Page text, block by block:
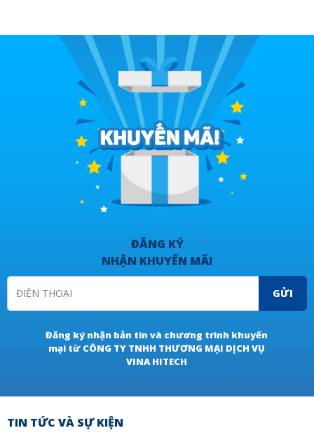
ĐĂNG KÝ
NHẬN KHUYẾN MÃI
GỬI
Đăng ký nhận bản tin và chương trình khuyến
mại từ CÔNG TY TNHH THƯƠNG MẠI DỊCH VỤ
VINA HITECH
TIN TỨC VÀ SỰ KIỆN